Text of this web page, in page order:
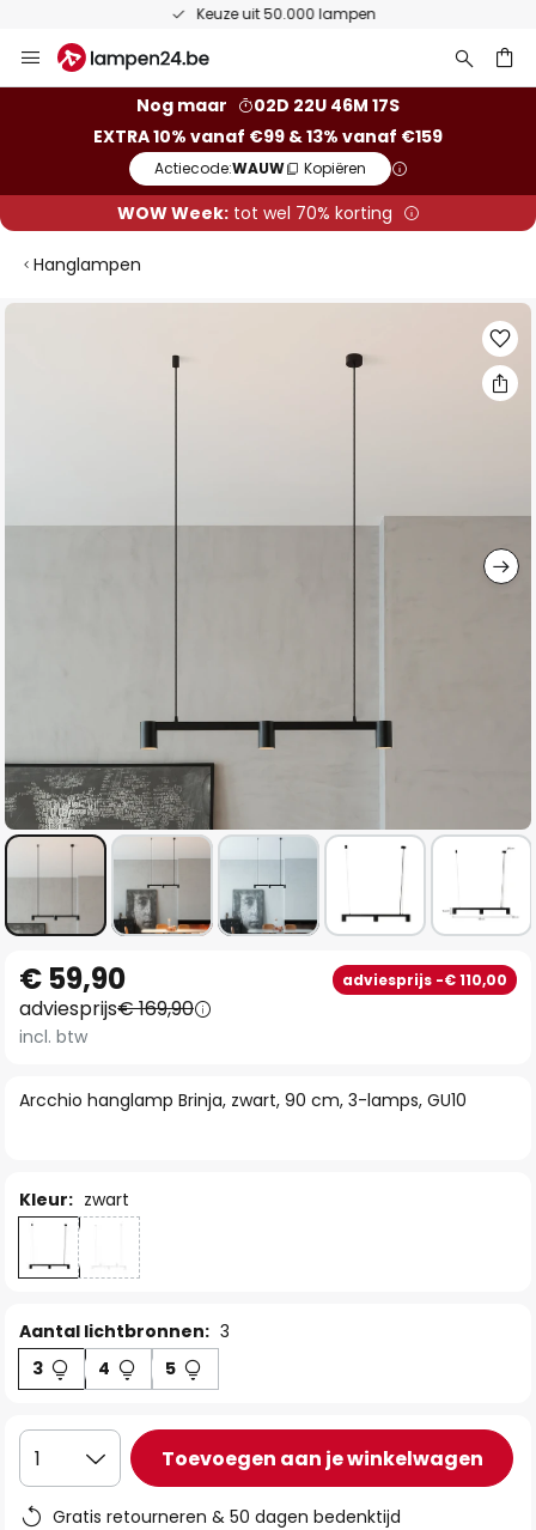
Keuze uit 50.000 lampen
naar
Nog maar
02D 22U 46M 16S
EXTRA 10% vanaf €99 & 13% vanaf €159
Actiecode:WAUW Kopiëren
WOW Week:tot wel 70% korting
Hanglampen
Ga
gallerij
naar
het
begin
de
Arcchio hanglamp Brinja, zwart, 90 cm, 3-lamps, GU10
€ 59,90 adviesprijs -€ 110,00
adviesprijs€ 169,90
incl. btw
Kleur: zwart
Aantal lichtbronnen: 3
3
4 5
1 Toevoegen aan je winkelwagen
Gratis retourneren & 50 dagen bedenktijd